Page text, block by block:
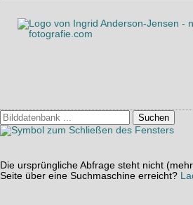
Suchen
Die ursprüngliche Abfrage steht nicht
Seite über eine Suchmaschine erreicht?